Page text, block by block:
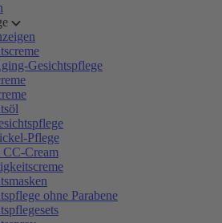
Gesichtspflege
Pflege
Cream
ohne Parabene